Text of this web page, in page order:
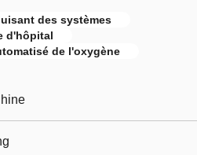
des systèmes
d'hôpital
de l'oxygène